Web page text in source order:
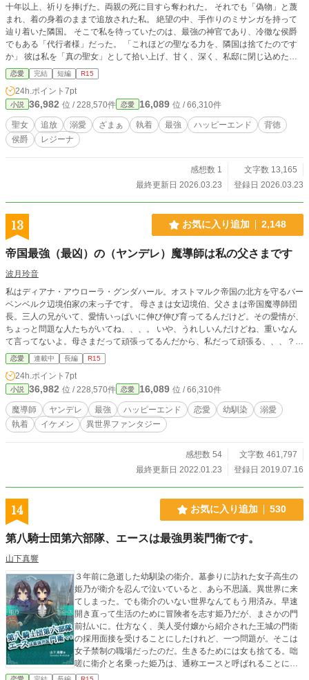
十年以上、祈りを捧げた。両親の死に目すら奪われた。 それでも「偽物」と蔑
まれ、着の身着のままで追放された私。 絶望の中、手作りのミサンガを持って
辿り着いた隣国。 そこで私を待っていたのは、最強の神官であり、冷徹な侯爵
でもある「代行者様」だった。 「これほどの聖なる力を、隣国は捨てたのです
か」 彼は私を「真の聖女」として拾い上げ、甘く、深く、私邸に閉じ込めた。
禁欲を捨て、神を裏切ってまで私を求める彼の瞳は、熱くて——。 居場所を失
った少女が、一途すぎる最強ヒーローに救われ、一生を捧げられるお話。
恋愛 完結 短編 R15
24h.ポイント 7pt
小説 36,982 位 / 228,570件 恋愛 16,089 位 / 66,310件
聖女 追放 溺愛 ざまぁ 執着 最強 ハッピーエンド
背徳
侯爵
レジーナ
感想数 1
文字数 13,165
最終更新日 2026.03.23
登録日 2026.03.23
13 お気に入り追加 2,148
帝国最強（最凶）の（ヤンデレ）魔導師は私の父さまです
波月玲音
私はディアナ・アウローラ・グンダハール。オストマルク帝国の北方を守るバー
ベンベルク辺境伯家の末っ子です。 母さまは女辺境伯、父さまは帝国魔導師団
長。三人の兄がいて、愛情いっぱいに伸び伸び育ってるんだけど。その愛情が、
ちょっと問題な人たちがいてね、、、。 いや、うれしいんだけどね、重いなん
て言ってないよ。母さまだって頑張ってるんだから、私だって頑張る、、、？愛
情って頑張って受けるものだっけ？ これは愛する父親がヤンデレ最凶魔導師と
知ってしまった娘が、（はた迷惑な）溺愛を受けながら、それでも頑張って勉強
したり恋愛したりするお話、の予定。 ヤンデレの解釈がこれで合ってるのか疑
問ですが、、、。Ｒ１５は保険です。 本人が主役を張る前に、大人たちが動き
出してしまいましたが、一部の兄も暴走気味ですが、主役はあくまでディー、の
予定です。ただ、アルとエレオノーレにも色々言いたいことがあるようなので、
ひと段落ごとに、番外編を入れたいと思ってます。 ７月２９日、章名を『本編
い、番外編に変更しました。紛らわしくて申し訳ありません。
恋愛 連載中 長編 R15
24h.ポイント 7pt
小説 36,982 位 / 228,570件 恋愛 16,089 位 / 66,310件
魔導師 ヤンデレ 最強 ハッピーエンド 恋愛 幼馴染
溺愛
執着
イケメン 異世界ファンタジー
感想数 54
文字数 461,797
最終更新日 2022.01.23
登録日 2019.07.16
14 お気に入り追加 530
第八騎士団第六部隊、エースは最強男装門衛です。
山下真響
３年前に急逝した幼馴染の衛介。墓参りに訪れた女子高生の
姫乃が衛介を忍んで泣いていると、あら不思議。異世界に来
てしまった。でも衛介のいない世界なんてもう用済み。早速
開き直って生活のために冒険者を志す姫乃だが、まさかの門
前払いに。仕方なく、美人受付嬢から紹介された王城の門衛
の採用面接を受けることにしたけれど、一つ問題が。そこは
女子禁制の職場だったのだ。生きるためには女も捨てる。咄
嗟に衛介と名乗った姫乃は、通称エースと呼ばれることにな
った。長い髪を切って乗り込んだ王城には、初日から魔物の